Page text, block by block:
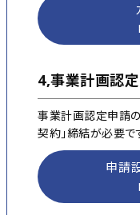
4,事業計画認
事業計画認定申請
契約」締結が必要で
申請